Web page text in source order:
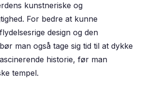
kunstneriske og
For bedre at kunne
design og den
man også tage sig tid til at dykke
historie, før man
tempel.